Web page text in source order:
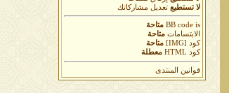
لا تستطيع تعديل مشاركاتك
BB codeis
متاحة
الابتسامات متاحة
كود [IMG]
متاحة
كود HTML
معطلة
قوانين المنتدى